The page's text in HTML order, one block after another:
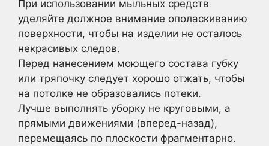
При использовании мыльных средств
уделяйте должное внимание ополаскиванию
поверхности, чтобы на изделии не осталось
некрасивых следов.
Перед нанесением моющего состава губку
или тряпочку следует хорошо отжать, чтобы
на потолке не образовались потеки.
Лучше выполнять уборку не круговыми, а
прямыми движениями (вперед-назад),
перемещаясь по плоскости фрагментарно.